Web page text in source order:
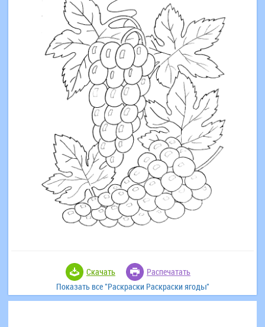
Скачать
Распечатать
Показать все "Раскраски Раскраски ягоды"